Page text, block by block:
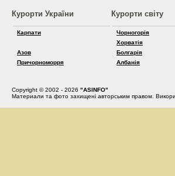
Курорти України
Карпати
Азов
Причорноморря
Курорти світу
Чорногорія
Хорватія
Болгарія
Албанія
Copyright © 2002 - 2026 "ASINFO"
Материали та фото захищені авторським правом.